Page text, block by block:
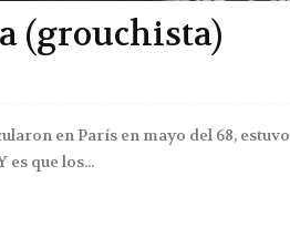
(grouchista)
en París en mayo del 68, estuvo
es que los...